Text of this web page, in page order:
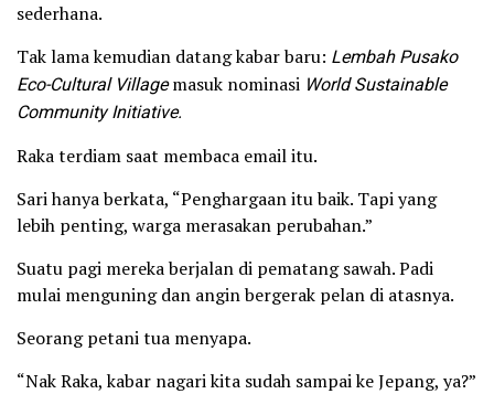
sederhana.
Tak lama kemudian datang kabar baru: Lembah Pusako
Eco-Cultural Villagemasuk nominasi World Sustainable
Community Initiative.
Raka terdiam saat membaca email itu.
Sari hanya berkata, “Penghargaan itu baik. Tapi yang
lebih penting, warga merasakan perubahan.”
Suatu pagi mereka berjalan di pematang sawah. Padi
mulai menguning dan angin bergerak pelan di atasnya.
Seorang petani tua menyapa.
“Nak Raka, kabar nagari kita sudah sampai ke Jepang, ya?”